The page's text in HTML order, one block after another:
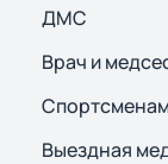
ДМС
Врач и
Выездная